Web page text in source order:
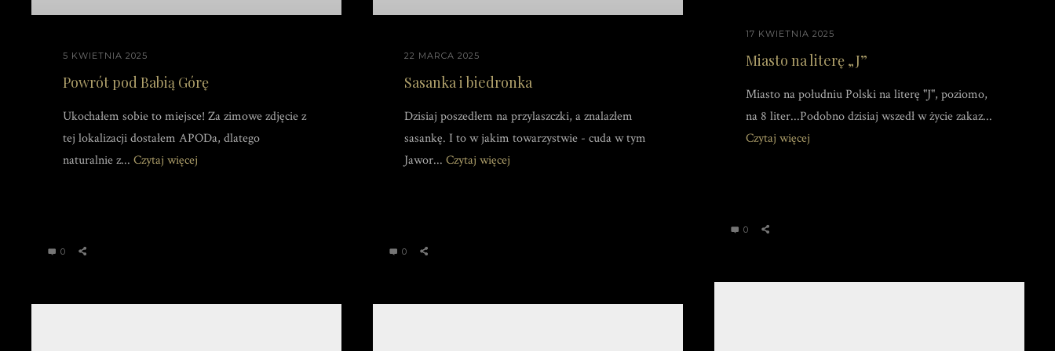
17 KWIETNIA 2025
Miasto na literę „J”
Miasto na południu Polski na literę "J", poziomo,
na 8 liter...Podobno dzisiaj wszedł w życie zakaz...
Czytaj więcej
0
5 KWIETNIA 2025
Powrót pod Babią Górę
Ukochałem sobie to miejsce! Za zimowe zdjęcie z
tej lokalizacji dostałem APODa, dlatego
naturalnie z... Czytaj więcej
0
22 MARCA 2025
Sasanka i biedronka
Dzisiaj poszedłem na przylaszczki, a znalazłem
sasankę. I to w jakim towarzystwie - cuda w tym
Jawor... Czytaj więcej
0